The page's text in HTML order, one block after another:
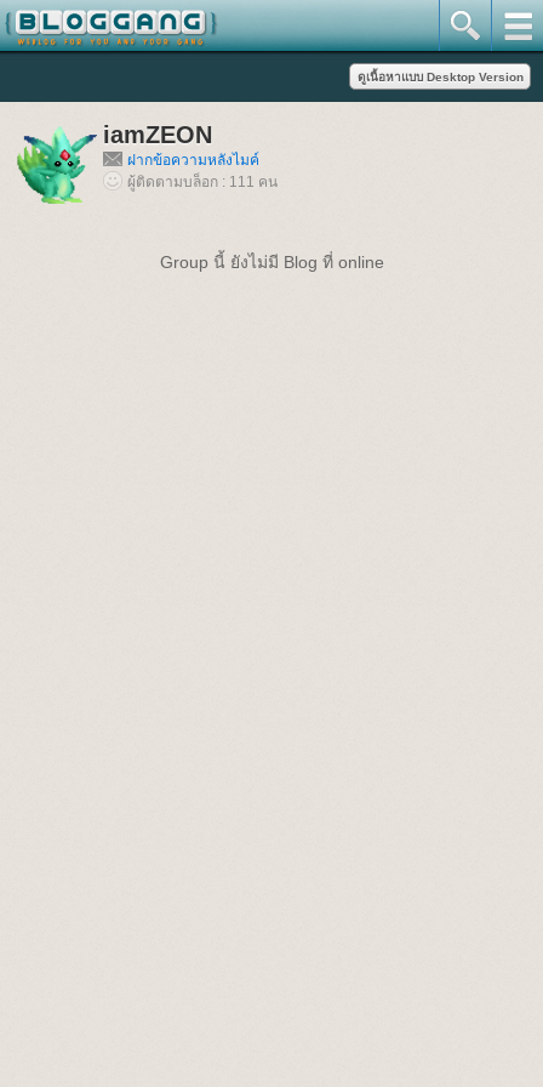
iamZEON
ฝากข้อความหลังไมค์
ผู้ติดตามบล็อก : 111 คน
Group นี้ ยังไม่มี Blog ที่ online